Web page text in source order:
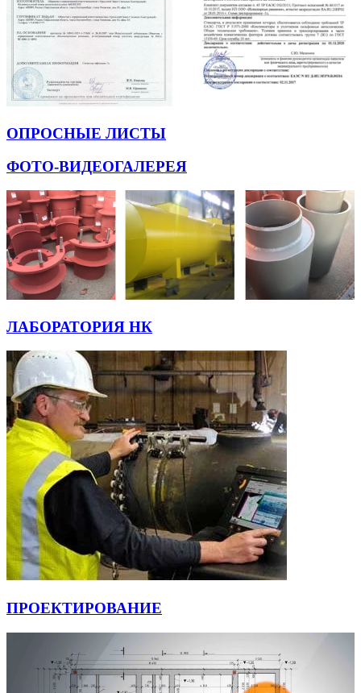
ОПРОСНЫЕ ЛИСТЫ
ФОТО-ВИДЕОГАЛЕРЕЯ
ЛАБОРАТОРИЯ НК
ПРОЕКТИРОВАНИЕ